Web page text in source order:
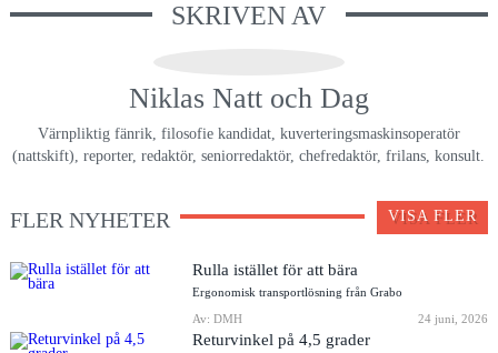
SKRIVEN AV
Niklas Natt och Dag
Värnpliktig fänrik, filosofie kandidat, kuverteringsmaskinsoperatör
(nattskift), reporter, redaktör, seniorredaktör, chefredaktör, frilans, konsult.
FLER NYHETER VISA FLER
Rulla istället för att bära
Ergonomisk transportlösning från Grabo
Av: DMH
24 juni, 2026
Returvinkel på 4,5 grader